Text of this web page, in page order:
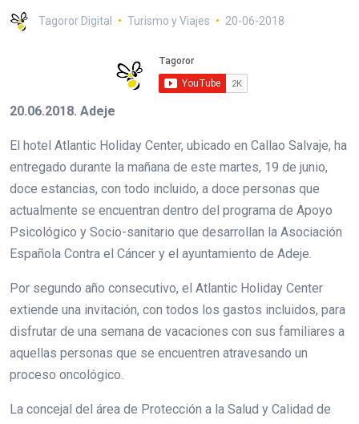
Tagoror Digital Turismo y Viajes 20-06-2018
20.06.2018. Adeje
El hotel Atlantic Holiday Center, ubicado en Callao Salvaje, ha
entregado durante la mañana de este martes, 19 de junio,
doce estancias, con todo incluido, a doce personas que
actualmente se encuentran dentro del programa de Apoyo
Psicológico y Socio-sanitario que desarrollan la Asociación
Española Contra el Cáncer y el ayuntamiento de Adeje.
Por segundo año consecutivo, el Atlantic Holiday Center
extiende una invitación, con todos los gastos incluidos, para
disfrutar de una semana de vacaciones con sus familiares a
aquellas personas que se encuentren atravesando un
proceso oncológico.
La concejal del área de Protección a la Salud y Calidad de